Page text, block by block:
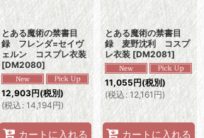
とある魔術の禁書目
録 フレンダ=セイヴ
ェルン コスプレ衣装
[DM2080]
12,903円(税別)
(税込: 14,194円)
カートに入れる
とある魔術の禁書目
録 麦野沈利 コスプ
レ衣装 [DM2081]
11,055円(税別)
(税込: 12,161円)
カートに入れる